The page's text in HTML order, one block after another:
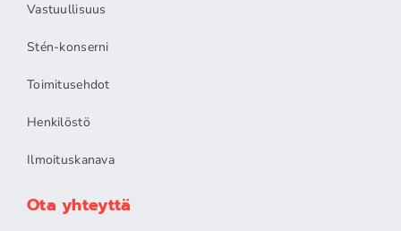
Vastuullisuus
Stén-konserni
Toimitusehdot
Henkilöstö
Ilmoituskanava
Ota yhteyttä